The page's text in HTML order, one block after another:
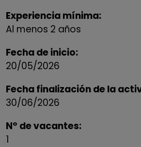
Experiencia mínima:
Al menos 2 años
Fecha de inicio:
20/05/2026
Fecha finalización de la
30/06/2026
Nº de vacantes:
1